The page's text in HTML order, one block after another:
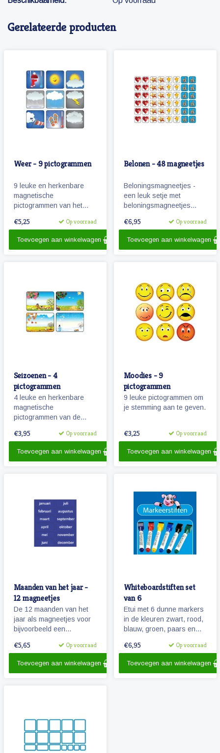
Gerelateerde producten
Weer - 9 pictogrammen
9 leuke en herkenbare
magnetische
pictogrammen van het
€5,25 Op voorraad
Toevoegen aan winkelwagen
Belonen - 48 magneetjes
Beloningsmagneetjes -
een leuk setje met
beloningsmagneetjes
jongens als meisjes.
€6,95 Op voorraad
Toevoegen aan winkelwagen
Seizoenen - 4
pictogrammen
4 leuke en herkenbare
magnetische
pictogrammen van de
herfst en winter.
€3,95 Op voorraad
Toevoegen aan winkelwagen
Moodies - 9
pictogrammen
9 leuke pictogrammen om
je stemming aan te geven.
€3,25 Op voorraad
Toevoegen aan winkelwagen
Maanden van het jaar -
12 magneetjes
De 12 maanden van het
jaar als magneetjes voor
bijvoorbeeld een
€5,65 Op voorraad
Toevoegen aan winkelwagen
Whiteboardstiften set
van 6
Etui met 6 dunne markers
in de kleuren zwart, rood,
blauw, groen, paars en
voorzien van een
de dop.
€6,95 Op voorraad
Toevoegen aan winkelwagen